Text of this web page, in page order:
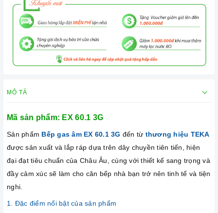
MÔ TẢ
Mã sản phẩm: EX 60.1 3G
Sản phẩm Bếp gas âm EX 60.1 3G đến từ thương hiệu TEKA
được sản xuất và lắp ráp dựa trên dây chuyền tiên tiến, hiện
đại đạt tiêu chuẩn của Châu Âu, cùng với thiết kế sang trọng và
đầy cảm xúc sẽ làm cho căn bếp nhà bạn trở nên tinh tế và tiện
nghi.
1. Đặc điểm nổi bật của sản phẩm